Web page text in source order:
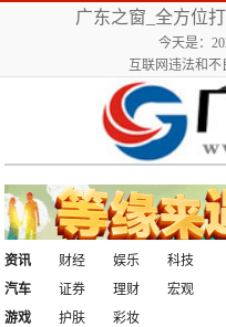
广东之窗_全方位
今天是：
互联网违法和不
资讯 财经 娱乐
科技
汽车
证券 理财 宏观
游戏
护肤
彩妆